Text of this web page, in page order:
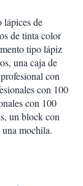
lápices de
de tinta color
tipo lápiz
una caja de
con
con 100
con 100
un block con
mochila.